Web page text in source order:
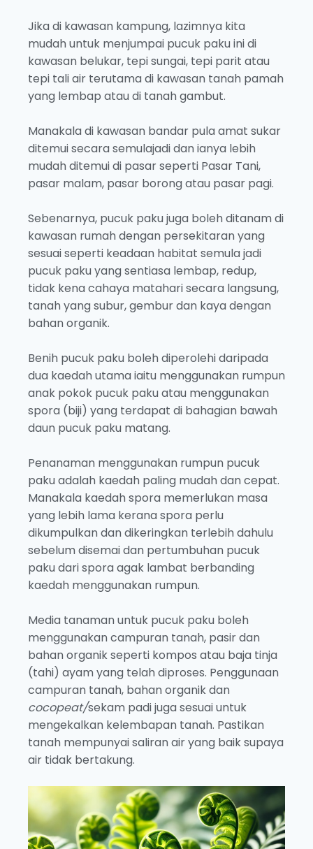
Jika di kawasan kampung, lazimnya kita
mudah untuk menjumpai pucuk paku ini di
kawasan belukar, tepi sungai, tepi parit atau
tepi tali air terutama di kawasan tanah pamah
yang lembap atau di tanah gambut.
Manakala di kawasan bandar pula amat sukar
ditemui secara semulajadi dan ianya lebih
mudah ditemui di pasar seperti Pasar Tani,
pasar malam, pasar borong atau pasar pagi.
Sebenarnya, pucuk paku juga boleh ditanam di
kawasan rumah dengan persekitaran yang
sesuai seperti keadaan habitat semula jadi
pucuk paku yang sentiasa lembap, redup,
tidak kena cahaya matahari secara langsung,
tanah yang subur, gembur dan kaya dengan
bahan organik.
Benih pucuk paku boleh diperolehi daripada
dua kaedah utama iaitu menggunakan rumpun
anak pokok pucuk paku atau menggunakan
spora (biji) yang terdapat di bahagian bawah
daun pucuk paku matang.
Penanaman menggunakan rumpun pucuk
paku adalah kaedah paling mudah dan cepat.
Manakala kaedah spora memerlukan masa
yang lebih lama kerana spora perlu
dikumpulkan dan dikeringkan terlebih dahulu
sebelum disemai dan pertumbuhan pucuk
paku dari spora agak lambat berbanding
kaedah menggunakan rumpun.
Media tanaman untuk pucuk paku boleh
menggunakan campuran tanah, pasir dan
bahan organik seperti kompos atau baja tinja
(tahi) ayam yang telah diproses. Penggunaan
campuran tanah, bahan organik dan
cocopeat/sekam padi juga sesuai untuk
mengekalkan kelembapan tanah. Pastikan
tanah mempunyai saliran air yang baik supaya
air tidak bertakung.